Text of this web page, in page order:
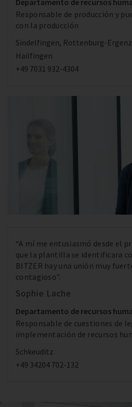
Responsable de producción y
con la producción
Sindelfingen, Rottenburg-
Hailfingen
+49 7031 932-4304
“A mí me entusiasmó desde el
que la plantilla se identificara
BITZER hay una unión muy
contagioso".
Sophie Lache
Departamento de recursos
Responsable de cuestiones de
implementación de recursos
Schkeuditz
+49 34204 702-132